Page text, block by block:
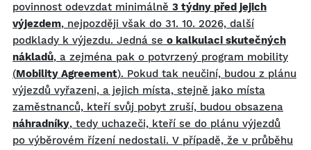
povinnost odevzdat minimálně 3 týdny před jejich
výjezdem, nejpozději však do 31. 10. 2026, další
podklady k výjezdu. Jedná se o kalkulaci skutečných
nákladů, a zejména pak o potvrzený program mobility
(Mobility Agreement). Pokud tak neučiní, budou z plánu
výjezdů vyřazeni, a jejich místa, stejně jako místa
zaměstnanců, kteří svůj pobyt zruší, budou obsazena
náhradníky, tedy uchazeči, kteří se do plánu výjezdů
po výběrovém řízení nedostali. V případě, že v průběhu